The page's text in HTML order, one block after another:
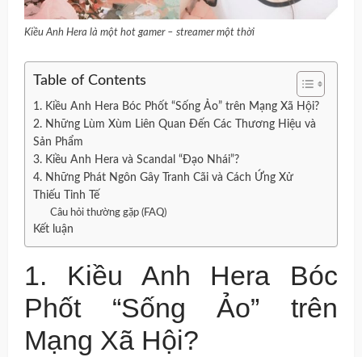
Kiều Anh Hera là một hot gamer – streamer một thời
Table of Contents
1. Kiều Anh Hera Bóc Phốt “Sống Ảo” trên Mạng Xã Hội?
2. Những Lùm Xùm Liên Quan Đến Các Thương Hiệu và
Sản Phẩm
3. Kiều Anh Hera và Scandal “Đạo Nhái”?
4. Những Phát Ngôn Gây Tranh Cãi và Cách Ứng Xử
Thiếu Tinh Tế
Câu hỏi thường gặp (FAQ)
Kết luận
1. Kiều Anh Hera Bóc
Phốt “Sống Ảo” trên
Mạng Xã Hội?